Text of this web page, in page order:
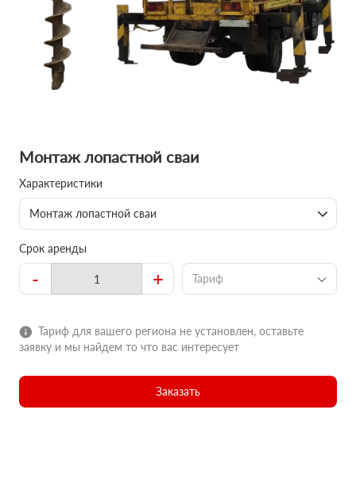
Монтаж лопастной сваи
Характеристики
Монтаж лопастной сваи
Срок аренды
- + Тариф
Тариф для вашего региона не установлен, оставьте
заявку и мы найдем то что вас интересует
Заказать